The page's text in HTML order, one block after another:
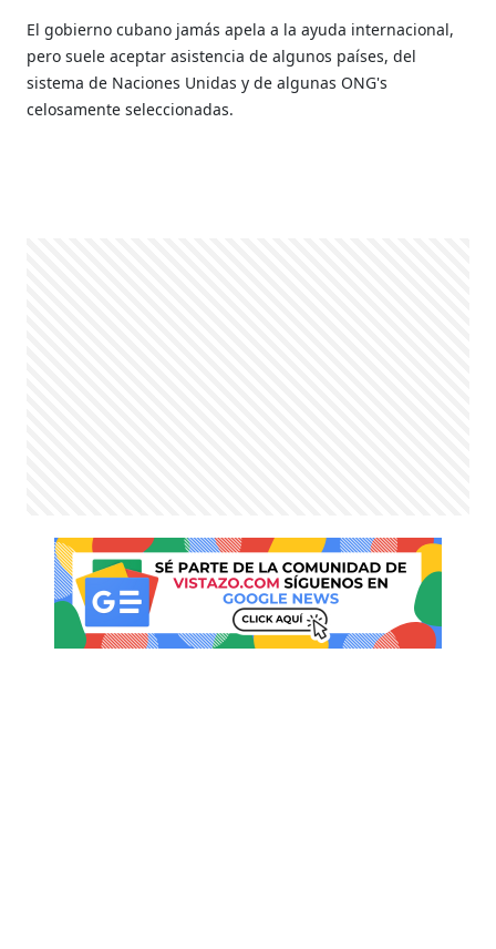
El gobierno cubano jamás apela a la ayuda internacional,
pero suele aceptar asistencia de algunos países, del
sistema de Naciones Unidas y de algunas ONG's
celosamente seleccionadas.